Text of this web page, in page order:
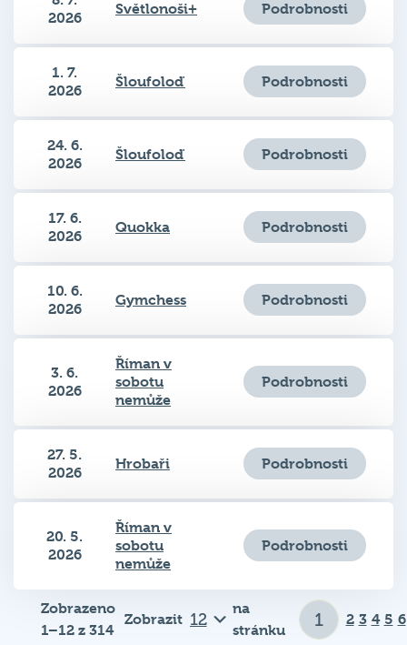
2026
Světlonoši+ Podrobnosti
1. 7.
2026
Šloufoloď Podrobnosti
24. 6.
2026
Šloufoloď Podrobnosti
17. 6.
2026
Quokka Podrobnosti
10. 6.
2026
Gymchess Podrobnosti
3. 6.
2026
Říman v
sobotu
nemůže
Podrobnosti
27. 5.
2026
Hrobaři Podrobnosti
20. 5.
2026
Říman v
sobotu
nemůže
Podrobnosti
Zobrazeno
1–12 z 314
Zobrazit
na
stránku
2 3 4 5 6